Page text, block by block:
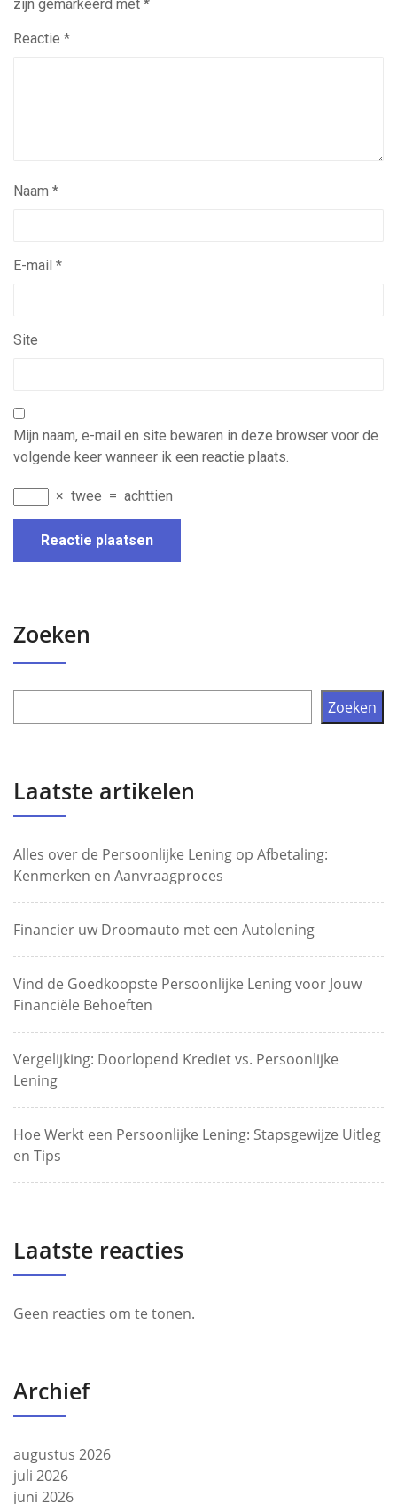
zijn gemarkeerd met *
Reactie *
Naam *
E-mail *
Site
Mijn naam, e-mail en site bewaren in deze browser voor de
volgende keer wanneer ik een reactie plaats.
× twee = achttien
Zoeken
Zoeken
Laatste artikelen
Alles over de Persoonlijke Lening op Afbetaling:
Kenmerken en Aanvraagproces
Financier uw Droomauto met een Autolening
Vind de Goedkoopste Persoonlijke Lening voor Jouw
Financiële Behoeften
Vergelijking: Doorlopend Krediet vs. Persoonlijke
Lening
Hoe Werkt een Persoonlijke Lening: Stapsgewijze Uitleg
en Tips
Laatste reacties
Geen reacties om te tonen.
Archief
augustus 2026
juli 2026
juni 2026